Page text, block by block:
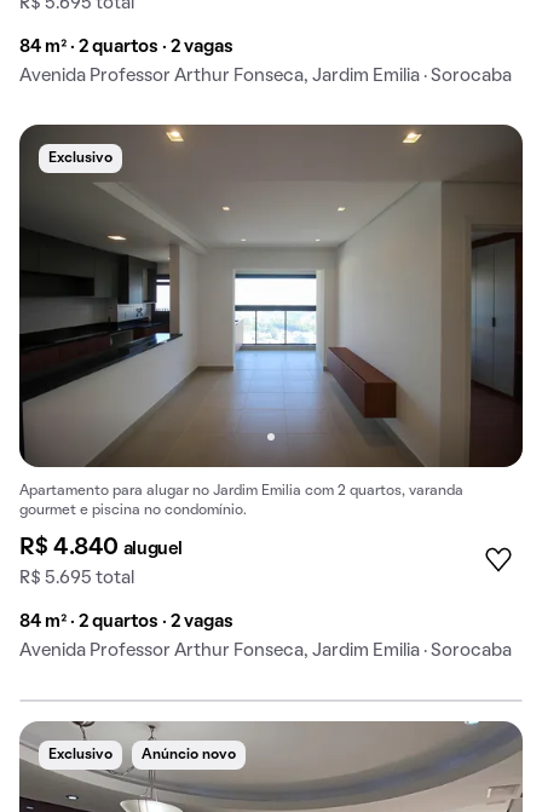
R$ 5.695 total
84 m² · 2 quartos · 2 vagas
Avenida Professor Arthur Fonseca, Jardim Emilia · Sorocaba
Exclusivo
Apartamento para alugar no Jardim Emilia com 2 quartos, varanda
gourmet e piscina no condomínio.
R$ 4.840 aluguel
R$ 5.695 total
84 m² · 2 quartos · 2 vagas
Avenida Professor Arthur Fonseca, Jardim Emilia · Sorocaba
Exclusivo Anúncio novo